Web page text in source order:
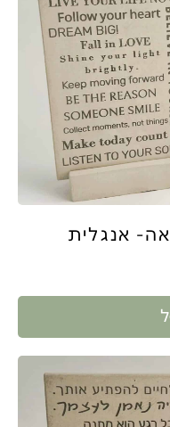
אנגלית